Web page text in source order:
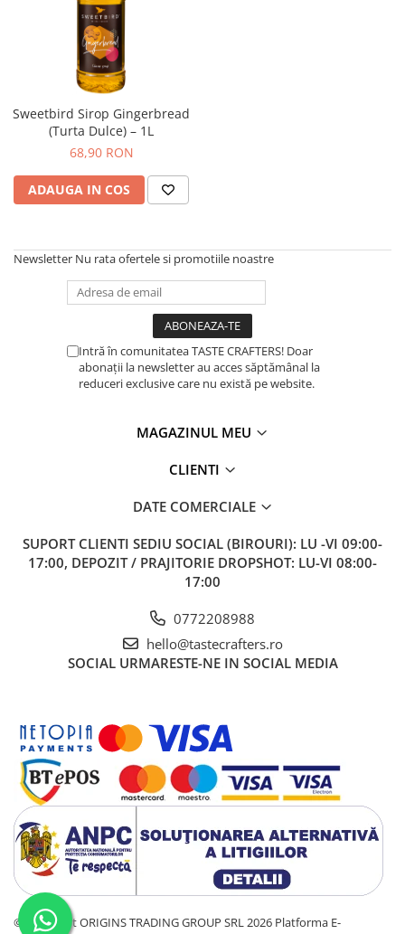
Domestice Prosumer
Single Dose
Rasnite Manuale
Accesorii Bar
Dripper
Rinser
Knock-box
Accesorii sirop
Distribuitor / Nivelator
Tamping - Statie de tampare
Dozare
Pahare termoizolante
Sticle refolosibile
Tricouri
Brands
Acaia
Gemilai
AeroPress
Almar
Amokka
Anfim
Sweetbird Sirop Gingerbread
(Turta Dulce) – 1L
68,90 RON
ADAUGA IN COS
Newsletter Nu rata ofertele si promotiile noastre
Intră în comunitatea TASTE CRAFTERS! Doar
abonații la newsletter au acces săptămânal la
reduceri exclusive care nu există pe website.
MAGAZINUL MEU
CLIENTI
DATE COMERCIALE
SUPORT CLIENTI SEDIU SOCIAL (BIROURI): LU -VI 09:00-
17:00, DEPOZIT / PRAJITORIE DROPSHOT: LU-VI 08:00-
17:00
0772208988
hello@tastecrafters.ro
SOCIAL URMARESTE-NE IN SOCIAL MEDIA
©Copyright ORIGINS TRADING GROUP SRL 2026 Platforma E-